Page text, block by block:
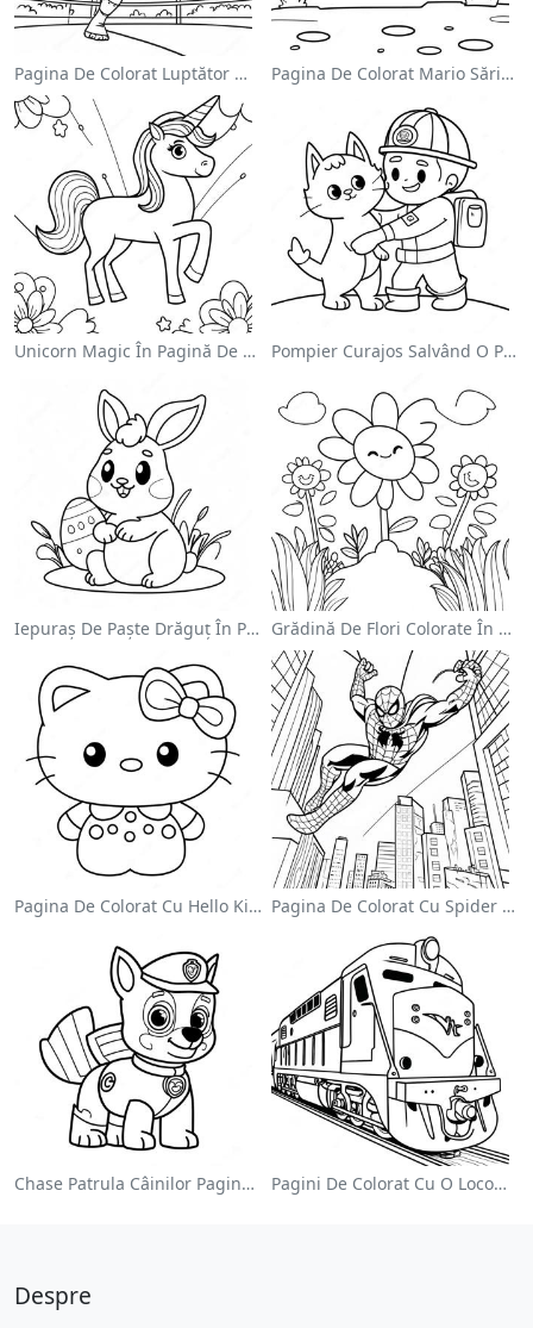
Pagina De Colorat Luptător Wwe Sărind Pe Inamic Pagina De Colorat Mario Sărind Peste Goombas
Unicorn Magic În Pagină De Colorat Cu Curcubeu Pompier Curajos Salvând O Pisică - Pagina De Colorat
Iepuraș De Paște Drăguț În Pagină De Colorat Grădină De Flori Colorate În Pagină De Colorat
Pagina De Colorat Cu Hello Kitty Drăguță Cu Fundiță Pagina De Colorat Cu Spider Man Swinging Prin Oraș
Chase Patrula Câinilor Pagina De Colorat Pagini De Colorat Cu O Locomotivă Colorată
Despre